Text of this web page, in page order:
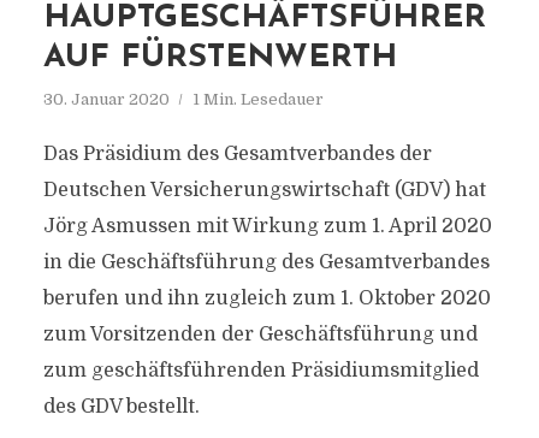
HAUPTGESCHÄFTSFÜHRER
AUF FÜRSTENWERTH
30. Januar 2020 1 Min. Lesedauer
Das Präsidium des Gesamtverbandes der
Deutschen Versicherungswirtschaft (GDV) hat
Jörg Asmussen mit Wirkung zum 1. April 2020
in die Geschäftsführung des Gesamtverbandes
berufen und ihn zugleich zum 1. Oktober 2020
zum Vorsitzenden der Geschäftsführung und
zum geschäftsführenden Präsidiumsmitglied
des GDV bestellt.